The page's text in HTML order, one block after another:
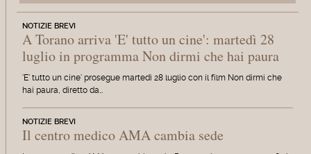
NOTIZIE BREVI
A Torano arriva 'E' tutto un cine': martedì 28
luglio in programma Non dirmi che hai paura
'E' tutto un cine' prosegue martedì 28 luglio con il film Non dirmi che
hai paura, diretto da…
NOTIZIE BREVI
Il centro medico AMA cambia sede